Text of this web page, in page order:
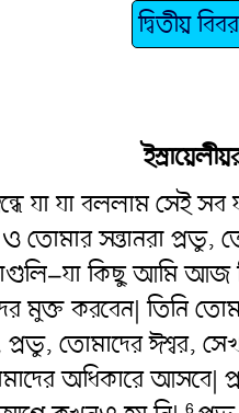
দ্বিতীয়
যা যা বললাম সেই
তোমার সন্তানরা প্রভু,
কিছু আমি আজ
করবেন| তিনি
প্রভু, তোমাদের ঈশ্বর,
অধিকারে
6